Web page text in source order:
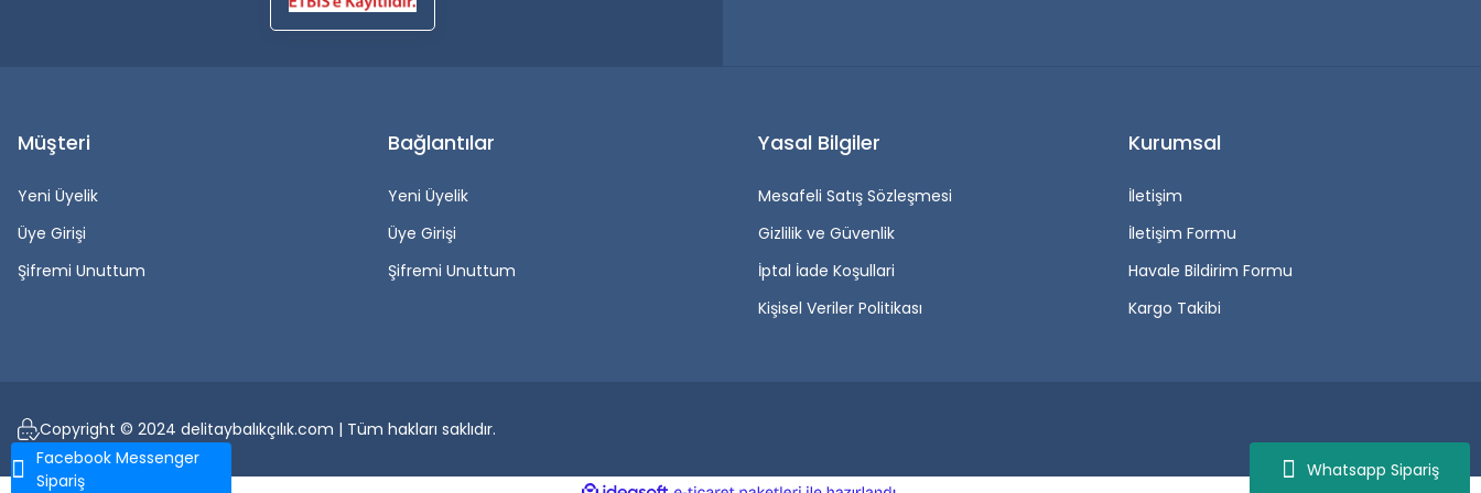
Whatsapp Sipariş
Facebook Messenger
Sipariş
Müşteri
Yeni Üyelik
Üye Girişi
Şifremi Unuttum
Bağlantılar
Yeni Üyelik
Üye Girişi
Şifremi Unuttum
Yasal Bilgiler
Mesafeli Satış Sözleşmesi
Gizlilik ve Güvenlik
İptal İade Koşullari
Kişisel Veriler Politikası
Kurumsal
İletişim
İletişim Formu
Havale Bildirim Formu
Kargo Takibi
Copyright © 2024 delitaybalıkçılık.com | Tüm hakları saklıdır.